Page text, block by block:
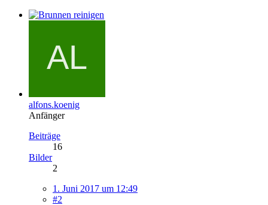
alfons.koenig
Anfänger
Beiträge
16
Bilder
2
1. Juni 2017 um 12:49
#2